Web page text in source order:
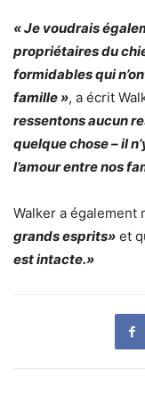
« Je voudrais
propriétaires du
formidables qui
famille », a écrit
ressentons aucun
quelque chose – il
l’amour entre nos
Walker a également
grands esprits» et
est intacte.»